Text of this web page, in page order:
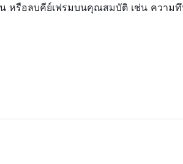
หรือลบคีย์เฟรมบนคุณสมบัติ เช่น ความทึ